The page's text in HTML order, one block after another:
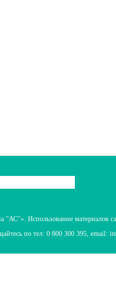
"АС"». Использование материалов
по тел: 0 800 300 395, email: